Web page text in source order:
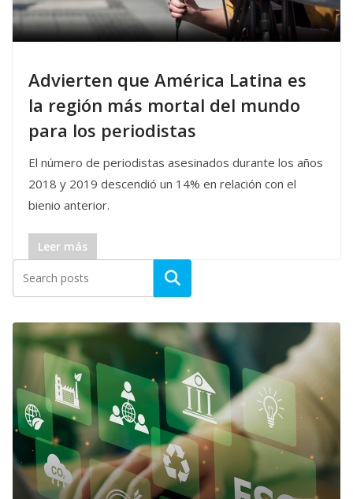
Advierten que América Latina es
la región más mortal del mundo
para los periodistas
El número de periodistas asesinados durante los años
2018 y 2019 descendió un 14% en relación con el
bienio anterior.
Leer más